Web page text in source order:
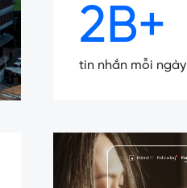
2B+
tin nhắn mỗi ngày